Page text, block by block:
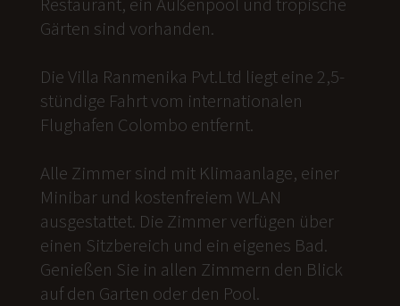
Gärten sind vorhanden.
Die Villa Ranmenika Pvt.Ltd liegt eine 2,5-
stündige Fahrt vom internationalen
Flughafen Colombo entfernt.
Alle Zimmer sind mit Klimaanlage, einer
Minibar und kostenfreiem WLAN
ausgestattet. Die Zimmer verfügen über
einen Sitzbereich und ein eigenes Bad.
Genießen Sie in allen Zimmern den Blick
auf den Garten oder den Pool.